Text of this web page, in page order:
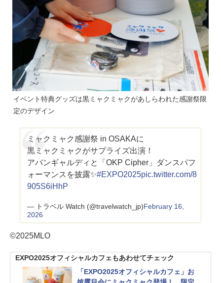
イベント特典グッズは黒ミャクミャクがあしらわれた感謝祭限
定のデザイン
ミャクミャク感謝祭 in OSAKAに
黒ミャクミャクがサプライズ出演！
アバンギャルディと「OKP Cipher」ダンスパフ
ォーマンスを披露✨#EXPO2025pic.twitter.com/8
905S6iHhP
— トラベル Watch (@travelwatch_jp)February 16,
2026
©2025MLO
EXPO2025オフィシャルカフェもあわせてチェック
「EXPO2025オフィシャルカフェ」お